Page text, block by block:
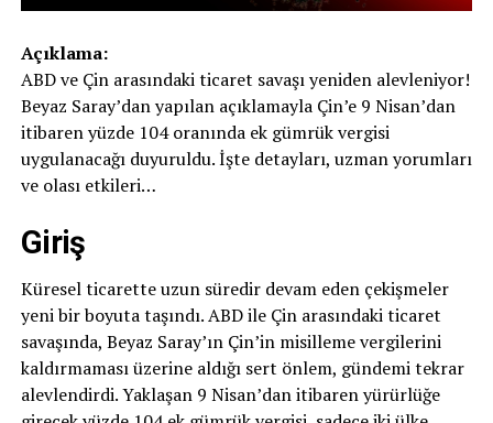
Açıklama:
ABD ve Çin arasındaki ticaret savaşı yeniden alevleniyor!
Beyaz Saray’dan yapılan açıklamayla Çin’e 9 Nisan’dan
itibaren yüzde 104 oranında ek gümrük vergisi
uygulanacağı duyuruldu. İşte detayları, uzman yorumları
ve olası etkileri…
Giriş
Küresel ticarette uzun süredir devam eden çekişmeler
yeni bir boyuta taşındı. ABD ile Çin arasındaki ticaret
savaşında, Beyaz Saray’ın Çin’in misilleme vergilerini
kaldırmaması üzerine aldığı sert önlem, gündemi tekrar
alevlendirdi. Yaklaşan 9 Nisan’dan itibaren yürürlüğe